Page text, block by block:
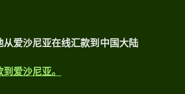
爱沙尼亚在线汇款到中国大陆
爱沙尼亚。